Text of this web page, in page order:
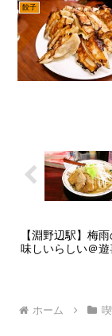
餃子
【淵野辺駅】梅
味しいらしい＠遊
ホーム